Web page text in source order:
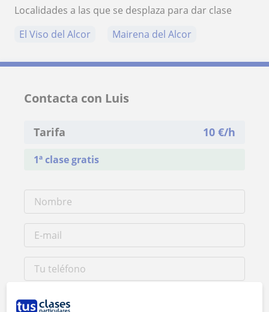
Localidades a las que se desplaza para dar clase
El Viso del Alcor
Mairena del Alcor
Contacta con Luis
Tarifa 10 €/h
1ª clase gratis